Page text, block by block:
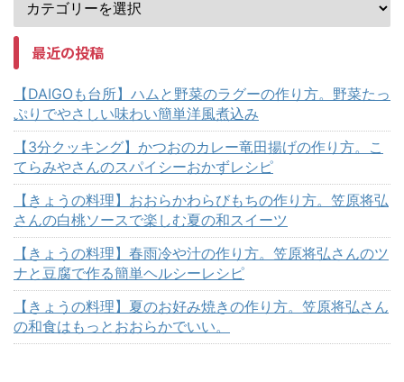
最近の投稿
【DAIGOも台所】ハムと野菜のラグーの作り方。野菜たっ
ぷりでやさしい味わい簡単洋風煮込み
【3分クッキング】かつおのカレー竜田揚げの作り方。こ
てらみやさんのスパイシーおかずレシピ
【きょうの料理】おおらかわらびもちの作り方。笠原将弘
さんの白桃ソースで楽しむ夏の和スイーツ
【きょうの料理】春雨冷や汁の作り方。笠原将弘さんのツ
ナと豆腐で作る簡単ヘルシーレシピ
【きょうの料理】夏のお好み焼きの作り方。笠原将弘さん
の和食はもっとおおらかでいい。